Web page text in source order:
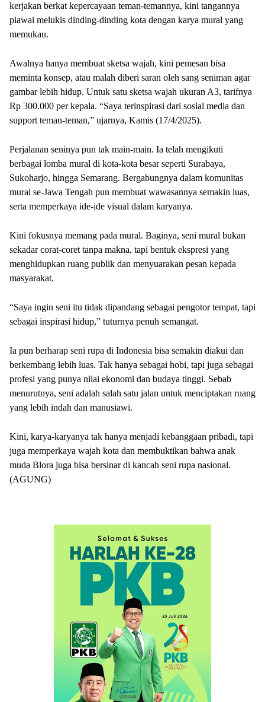
kerjakan berkat kepercayaan teman-temannya, kini tangannya
piawai melukis dinding-dinding kota dengan karya mural yang
memukau.
Awalnya hanya membuat sketsa wajah, kini pemesan bisa
meminta konsep, atau malah diberi saran oleh sang seniman agar
gambar lebih hidup. Untuk satu sketsa wajah ukuran A3, tarifnya
Rp 300.000 per kepala. “Saya terinspirasi dari sosial media dan
support teman-teman,” ujarnya, Kamis (17/4/2025).
Perjalanan seninya pun tak main-main. Ia telah mengikuti
berbagai lomba mural di kota-kota besar seperti Surabaya,
Sukoharjo, hingga Semarang. Bergabungnya dalam komunitas
mural se-Jawa Tengah pun membuat wawasannya semakin luas,
serta memperkaya ide-ide visual dalam karyanya.
Kini fokusnya memang pada mural. Baginya, seni mural bukan
sekadar corat-coret tanpa makna, tapi bentuk ekspresi yang
menghidupkan ruang publik dan menyuarakan pesan kepada
masyarakat.
“Saya ingin seni itu tidak dipandang sebagai pengotor tempat, tapi
sebagai inspirasi hidup,” tuturnya penuh semangat.
Ia pun berharap seni rupa di Indonesia bisa semakin diakui dan
berkembang lebih luas. Tak hanya sebagai hobi, tapi juga sebagai
profesi yang punya nilai ekonomi dan budaya tinggi. Sebab
menurutnya, seni adalah salah satu jalan untuk menciptakan ruang
yang lebih indah dan manusiawi.
Kini, karya-karyanya tak hanya menjadi kebanggaan pribadi, tapi
juga memperkaya wajah kota dan membuktikan bahwa anak
muda Blora juga bisa bersinar di kancah seni rupa nasional.
(AGUNG)